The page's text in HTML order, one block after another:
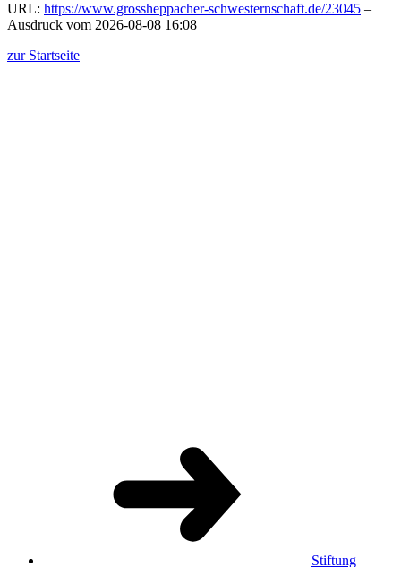
URL: https://www.grossheppacher-schwesternschaft.de/23045 –
Ausdruck vom 2026-08-08 16:08
zur Startseite
Stiftung